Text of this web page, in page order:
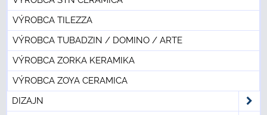
VÝROBCA TILEZZA
VÝROBCA TUBADZIN / DOMINO / ARTE
VÝROBCA ZORKA KERAMIKA
VÝROBCA ZOYA CERAMICA
DIZAJN